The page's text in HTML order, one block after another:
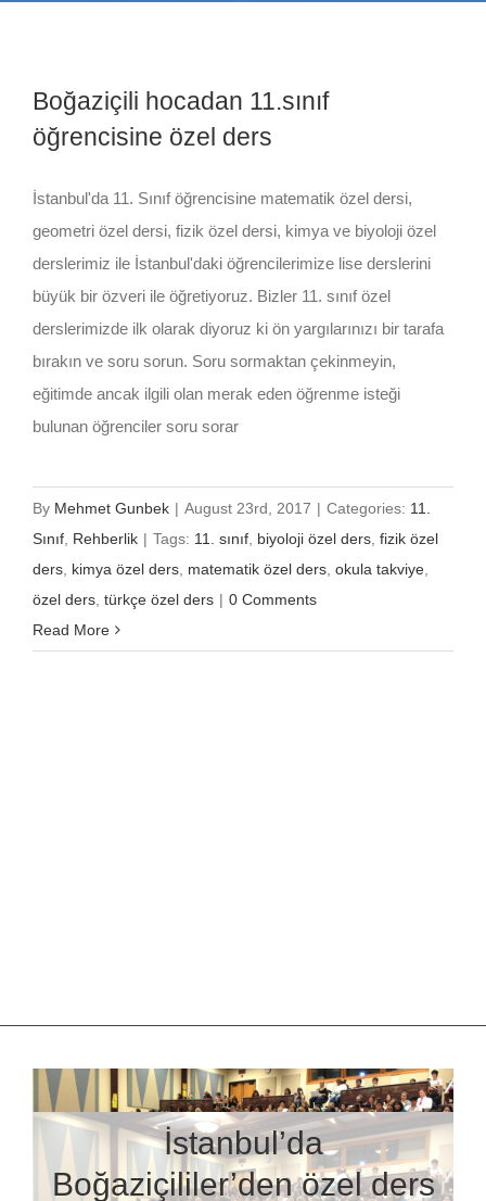
Boğaziçili hocadan 11.sınıf
öğrencisine özel ders
İstanbul'da 11. Sınıf öğrencisine matematik özel dersi,
geometri özel dersi, fizik özel dersi, kimya ve biyoloji özel
derslerimiz ile İstanbul'daki öğrencilerimize lise derslerini
büyük bir özveri ile öğretiyoruz. Bizler 11. sınıf özel
derslerimizde ilk olarak diyoruz ki ön yargılarınızı bir tarafa
bırakın ve soru sorun. Soru sormaktan çekinmeyin,
eğitimde ancak ilgili olan merak eden öğrenme isteği
bulunan öğrenciler soru sorar
By Mehmet Gunbek | August 23rd, 2017 | Categories: 11.
Sınıf, Rehberlik | Tags: 11. sınıf, biyoloji özel ders, fizik özel
ders, kimya özel ders, matematik özel ders, okula takviye,
özel ders, türkçe özel ders | 0 Comments
Read More
İstanbul’da
Boğaziçililer’den özel ders